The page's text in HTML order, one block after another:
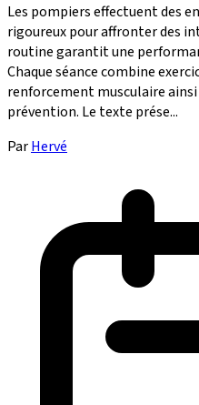
Les pompiers effectuent des
rigoureux pour affronter des
routine garantit une
Chaque séance combine
renforcement musculaire
prévention. Le texte prése...
ParHervé